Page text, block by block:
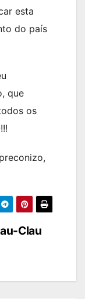
esta
do país
que
os
Clau